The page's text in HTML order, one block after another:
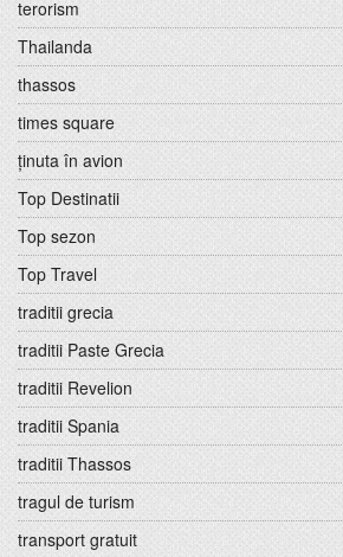
terorism
Thailanda
thassos
times square
ținuta în avion
Top Destinatii
Top sezon
Top Travel
traditii grecia
traditii Paste Grecia
traditii Revelion
traditii Spania
traditii Thassos
tragul de turism
transport gratuit